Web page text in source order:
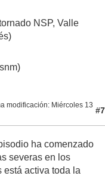
NSP, Valle
modificación: Miércoles 13
#7
ha comenzado
severas en los
está activa toda la